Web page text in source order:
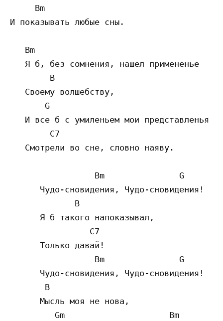
     Bm
И показывать любые сны.
   Bm
   Я б, без сомнения, нашел примененье
        B
   Своему волшебству,
       G
   И все б с умиленьем мои представленья
        C7
   Смотрели во сне, словно наяву.
                 Bm               G
      Чудо-сновидения, Чудо-сновидения!
             B
      Я б такого напоказывал,
                C7
      Только давай!
                 Bm               G
      Чудо-сновидения, Чудо-сновидения!
       B
      Мысль моя не нова,
         Gm                     Bm